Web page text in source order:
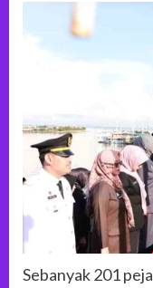
Sebanyak 201